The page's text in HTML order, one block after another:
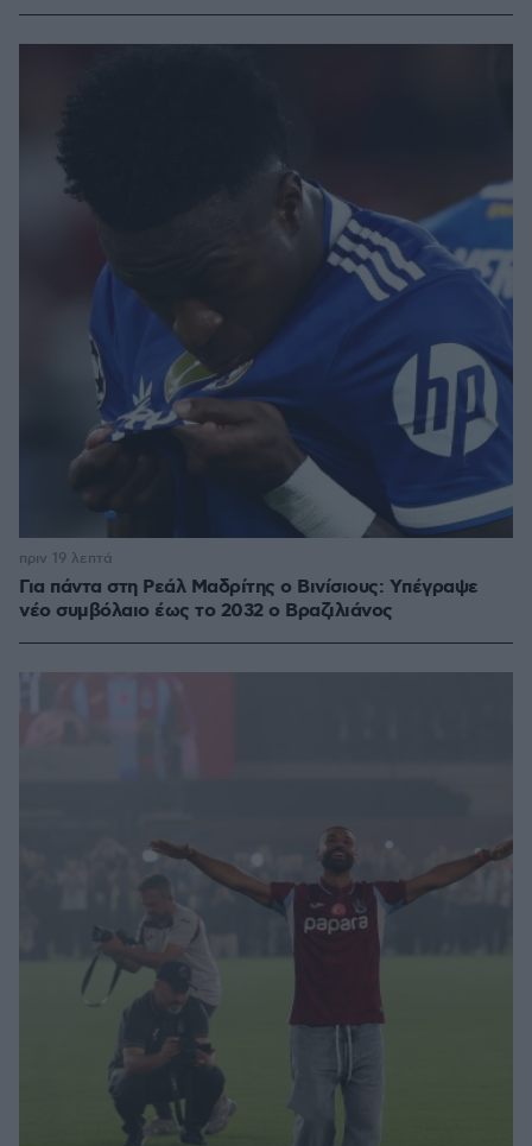
Για πάντα στη Ρεάλ Μαδρίτης ο Βινίσιους: Yπέγραψε
νέο συμβόλαιο έως το 2032 ο Βραζιλιάνος
πριν 19 λεπτά